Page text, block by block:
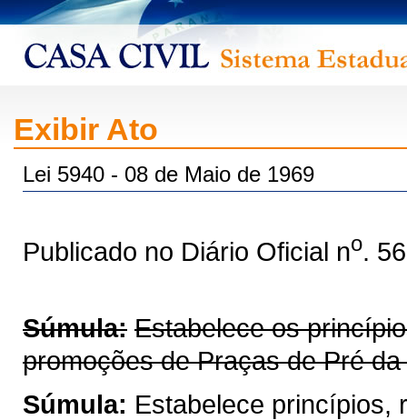
Exibir Ato
Lei 5940 - 08 de Maio de 1969
Publicado no Diário Oficial no.
Súmula: Estabelece os
promoções de Praças de Pré
Súmula: Estabelece princípios,